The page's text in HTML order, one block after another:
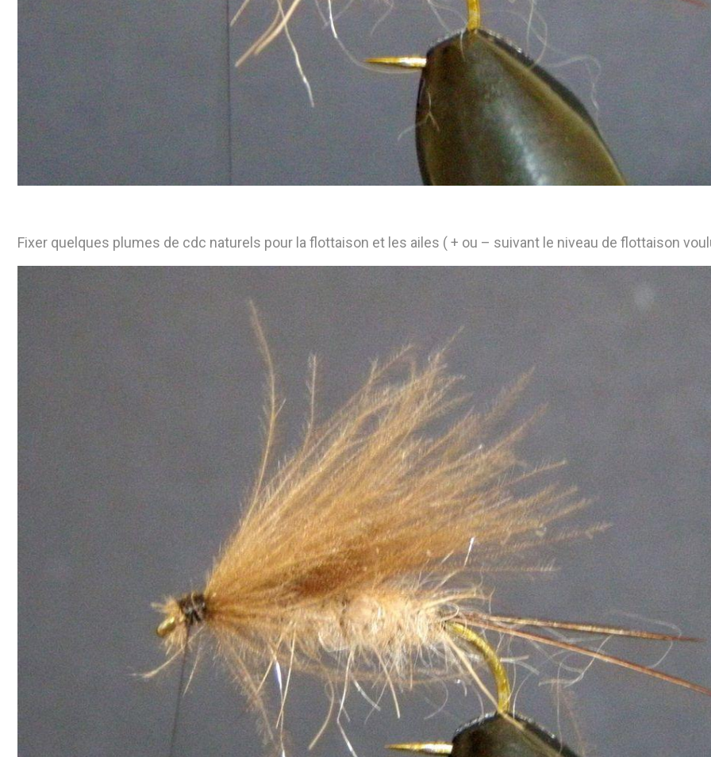
Fixer quelques plumes de cdc naturels pour la flottaison et les ailes ( + ou – suivant le niveau de flottaison